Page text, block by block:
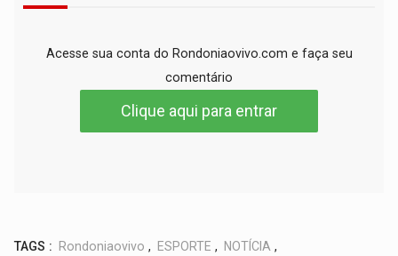
Acesse sua conta do Rondoniaovivo.com e faça seu
comentário
Clique aqui para entrar
TAGS : Rondoniaovivo , ESPORTE , NOTÍCIA ,